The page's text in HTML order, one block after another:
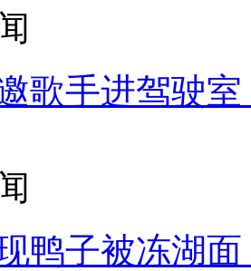
歌手进驾驶
鸭子被冻湖